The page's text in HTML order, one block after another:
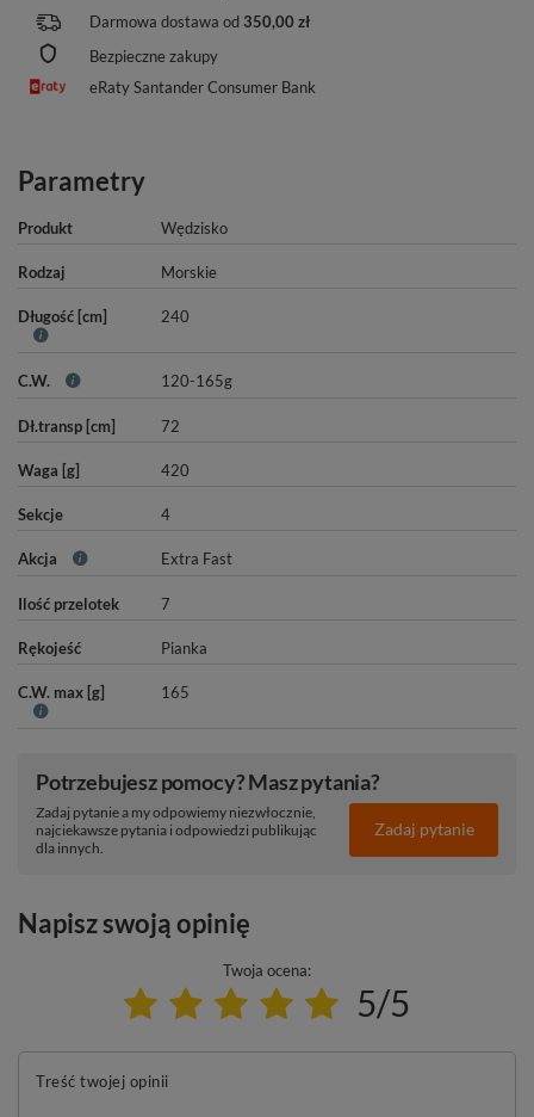
Darmowa dostawa od 350,00 zł
Bezpieczne zakupy
eRaty Santander Consumer Bank
Parametry
Produkt Wędzisko
Rodzaj Morskie
Długość [cm] 240
C.W. 120-165g
Dł.transp [cm] 72
Waga [g] 420
Sekcje 4
Akcja Extra Fast
Ilość przelotek 7
Rękojeść Pianka
C.W. max [g] 165
Potrzebujesz pomocy? Masz pytania?
Zadaj pytanie a my odpowiemy niezwłocznie,
najciekawsze pytania i odpowiedzi publikując
dla innych.
Zadaj pytanie
Napisz swoją opinię
Twoja ocena:
5/5
Treść twojej opinii